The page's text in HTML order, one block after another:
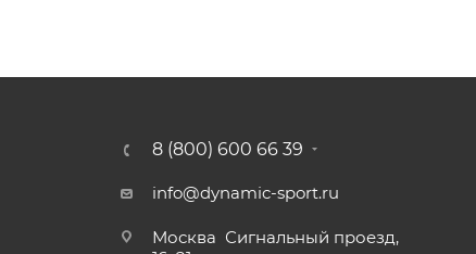
8 (800) 600 66 39
info@dynamic-sport.ru
Москва Сигнальный проезд,